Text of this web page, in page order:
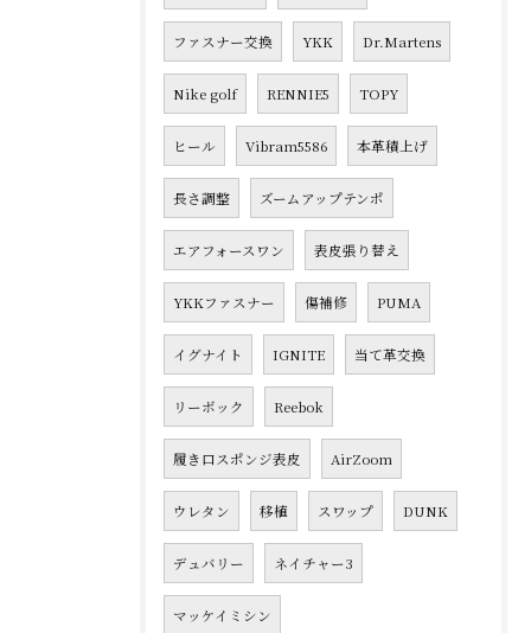
ファスナー交換 YKK Dr.Martens
Nike golf RENNIE5 TOPY
ヒール Vibram5586 本革積上げ
長さ調整 ズームアップテンポ
エアフォースワン 表皮張り替え
YKKファスナー 傷補修 PUMA
イグナイト IGNITE 当て革交換
リーボック Reebok
履き口スポンジ表皮 AirZoom
ウレタン 移植 スワップ DUNK
デュバリー ネイチャー3
マッケイミシン